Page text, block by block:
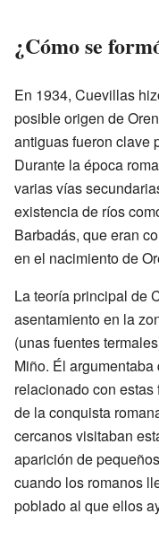
¿Cómo se
En 1934, Cuevillas
posible origen de
antiguas fueron clave
Durante la época
varias vías
existencia de ríos
Barbadás, que eran
en el nacimiento de
La teoría principal de
asentamiento en la
(unas fuentes
Miño. Él
relacionado con
de la conquista
cercanos visitaban
aparición de
cuando los romanos
poblado al que ellos